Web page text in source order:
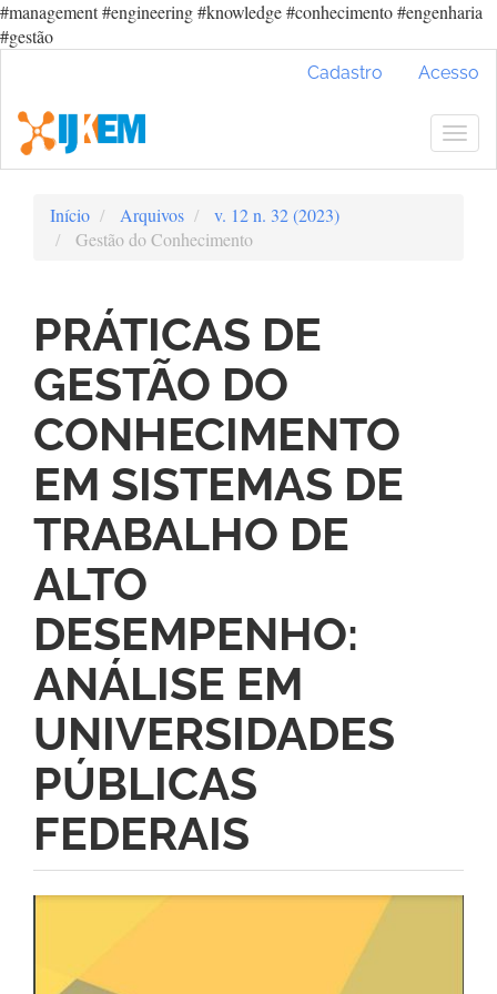
#management #engineering #knowledge #conhecimento #engenharia
#gestão
Conteúdo
principal
Barra
Cadastro Acesso
Início Arquivos
v. 12 n. 32 (2023)
Gestão do Conhecimento
PRÁTICAS DE
GESTÃO DO
CONHECIMENTO
EM SISTEMAS DE
TRABALHO DE
ALTO
DESEMPENHO:
ANÁLISE EM
UNIVERSIDADES
PÚBLICAS
FEDERAIS